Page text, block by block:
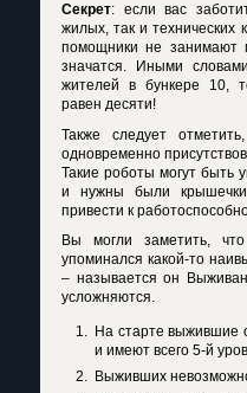
Секрет: если вас
жилых, так и технических
помощники не занимают
значатся. Иными
жителей в бункере 10,
равен десяти!
Также следует
одновременно
Такие роботы могут быть
и нужны были
привести к
Вы могли заметить,
упоминался какой-то
– называется он
усложняются.
На старте выжившие
и имеют всего 5-й
Выживших